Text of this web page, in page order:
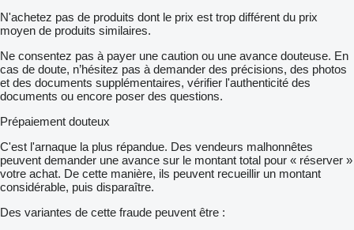
N'achetez pas de produits dont le prix est trop différent du prix
moyen de produits similaires.
Ne consentez pas à payer une caution ou une avance douteuse. En
cas de doute, n’hésitez pas à demander des précisions, des photos
et des documents supplémentaires, vérifier l'authenticité des
documents ou encore poser des questions.
Prépaiement douteux
C'est l'arnaque la plus répandue. Des vendeurs malhonnêtes
peuvent demander une avance sur le montant total pour « réserver »
votre achat. De cette manière, ils peuvent recueillir un montant
considérable, puis disparaître.
Des variantes de cette fraude peuvent être :